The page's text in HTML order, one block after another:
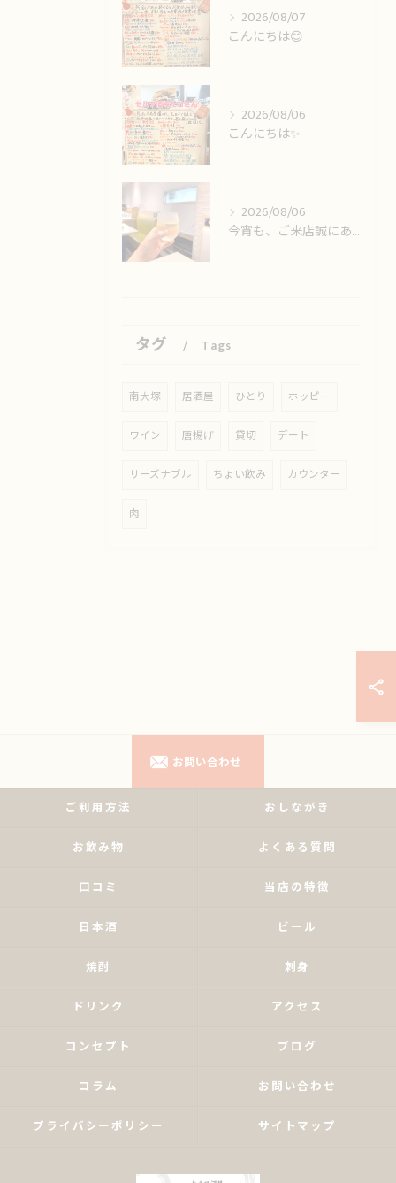
2026/08/07
こんにちは😊
2026/08/06
こんにちは✨️
2026/08/06
今宵も、ご来店誠にありがとうございました🙏
タグ Tags
南大塚 居酒屋 ひとり ホッピー
ワイン 唐揚げ 貸切 デート
リーズナブル ちょい飲み カウンター
肉
お問い合わせ
ご利用方法 おしながき
お飲み物 よくある質問
口コミ 当店の特徴
日本酒 ビール
焼酎 刺身
ドリンク アクセス
コンセプト ブログ
コラム お問い合わせ
プライバシーポリシー サイトマップ